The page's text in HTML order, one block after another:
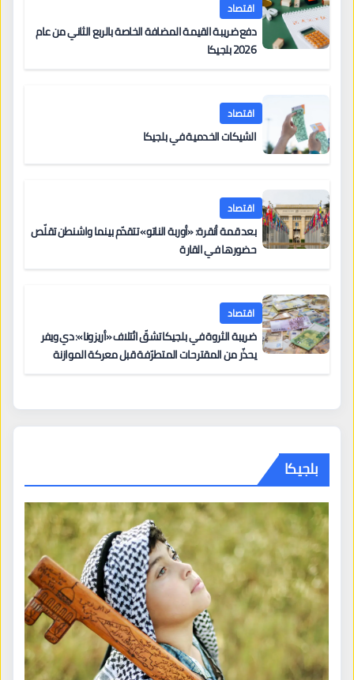
اقتصاد
دفع ضريبة القيمة المضافة الخاصة بالربع الثاني من عام
2026 بلجيكا
اقتصاد
الشيكات الخدمية في بلجيكا
اقتصاد
بعد قمة أنقرة: «أوربة الناتو» تتقدّم بينما واشنطن تقلّص
حضورها في القارة
اقتصاد
ضريبة الثروة في بلجيكا تشقّ ائتلاف «أريزونا»: دي ويفر
يحذّر من المقترحات المتطرّفة قبل معركة الموازنة
بلجيكا